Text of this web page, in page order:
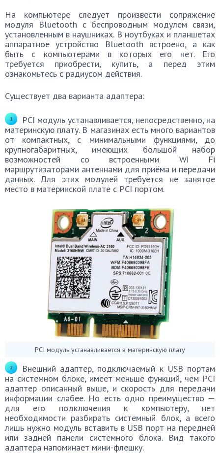
На компьютере следует произвести сопряжение
модуля Bluetooth с беспроводным модулем связи,
установленным в наушниках. В ноутбуках и планшетах
аппаратное устройство Bluetooth встроено, а как
быть с компьютерами в которых его нет. Его
требуется приобрести, купить, а перед этим
ознакомьтесь с радиусом действия.
Существует два варианта адаптера:
PCI модуль устанавливается, непосредственно, на
материнскую плату. В магазинах есть много вариантов
от компактных, с минимальными функциями, до
крупногабаритных, имеющих большой набор
возможностей со встроенными Wi Fi
маршрутизаторами антеннами для приёма и передачи
данных. Для этих модулей требуется не занятое
место в материнской плате с PCI портом.
PCI модуль устанавливается в материнскую плату
Внешний адаптер, подключаемый к USB портам
на системном блоке, имеет меньше функций, чем PCI
адаптер описанный выше, и скорость для передачи
информации слабее. Но есть одно преимущество —
для его подключения к компьютеру, нет
необходимости разбирать системный блок, а всего
лишь нужно модуль вставить в USB порт на передней
или задней панели системного блока. Вид такого
адаптера напоминает мини-флешку.